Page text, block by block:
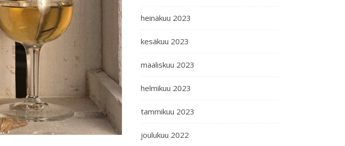
heinäkuu 2023
kesäkuu 2023
maaliskuu 2023
helmikuu 2023
tammikuu 2023
joulukuu 2022